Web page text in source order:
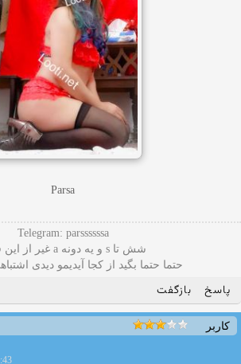
Parsa
Telegram: parssssssa
شش تا s و یه دونه a غیر از این فیکه
حتما حتما بگید از کجا آیدیمو دیدی
پاسخ بازگفت
کاربر